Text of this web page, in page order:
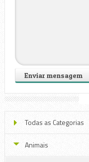
Todas as Categorias
Animais